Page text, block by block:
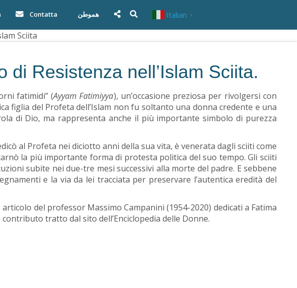
Contatta هموطن Italian ▼
Sciita
Resistenza nell’Islam Sciita.
fatimidi” (Ayyam Fatimiyya), un’occasione preziosa per rivolgersi con
figlia del Profeta dell’Islam non fu soltanto una donna credente e una
di Dio, ma rappresenta anche il più importante simbolo di purezza
al Profeta nei diciotto anni della sua vita, è venerata dagli sciiti come
la più importante forma di protesta politica del suo tempo. Gli sciiti
subite nei due-tre mesi successivi alla morte del padre. E sebbene
e la via da lei tracciata per preservare l’autentica eredità del
del professor Massimo Campanini (1954-2020) dedicati a Fatima
tratto dal sito dell’Enciclopedia delle Donne.